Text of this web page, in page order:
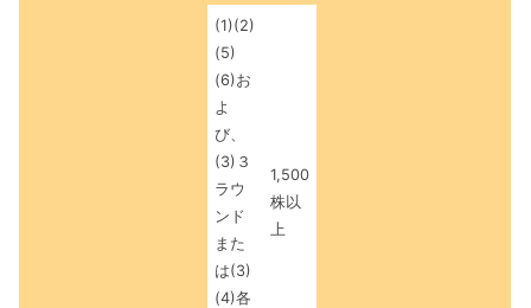
(1)(2)
(5)
(6)お
よ
び、
(3)３
ラウ
ンド
また
は(3)
(4)各
1,500
株以
上